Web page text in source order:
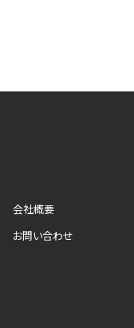
会社概要
お問い合わせ